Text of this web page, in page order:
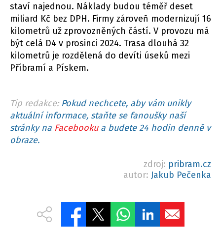
staví najednou. Náklady budou téměř deset
miliard Kč bez DPH. Firmy zároveň modernizují 16
kilometrů už zprovozněných částí. V provozu má
být celá D4 v prosinci 2024. Trasa dlouhá 32
kilometrů je rozdělená do devíti úseků mezi
Příbramí a Pískem.
Tip redakce: Pokud nechcete, aby vám unikly
aktuální informace, staňte se fanoušky naší
stránky na Facebookua budete 24 hodin denně v
obraze.
zdroj: pribram.cz
autor: Jakub Pečenka